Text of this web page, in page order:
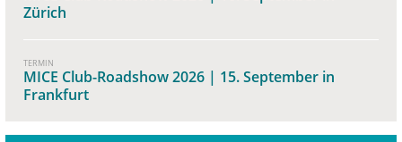
Zürich
TERMIN
MICE Club-Roadshow 2026 | 15. September in
Frankfurt